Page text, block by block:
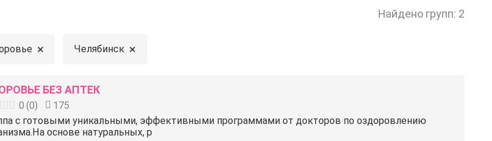
Найдено групп: 2
× Челябинск ×
БЕЗ АПТЕК
0 (0)
175
с готовыми уникальными, эффективными программами от докторов по оздоровлению
основе натуральных, р